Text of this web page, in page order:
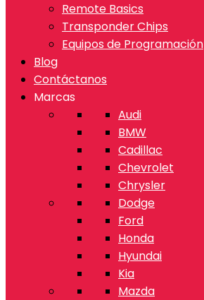
Remote Basics
Transponder Chips
Equipos de Programación
Blog
Contáctanos
Marcas
Audi
BMW
Cadillac
Chevrolet
Chrysler
Dodge
Ford
Honda
Hyundai
Kia
Mazda